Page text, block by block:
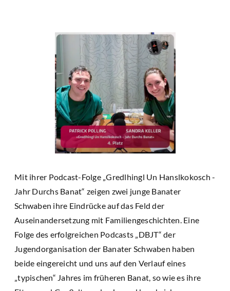
Mit ihrer Podcast-Folge „Gredlhingl Un Hanslkokosch -
Jahr Durchs Banat“ zeigen zwei junge Banater
Schwaben ihre Eindrücke auf das Feld der
Auseinandersetzung mit Familiengeschichten. Eine
Folge des erfolgreichen Podcasts „DBJT“ der
Jugendorganisation der Banater Schwaben haben
beide eingereicht und uns auf den Verlauf eines
„typischen“ Jahres im früheren Banat, so wie es ihre